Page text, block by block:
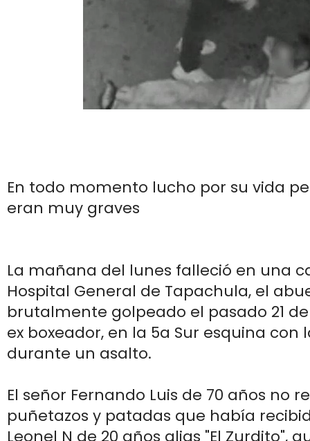
En todo momento lucho por su vida
eran muy graves
La mañana del lunes falleció en una
Hospital General de Tapachula, el
brutalmente golpeado el pasado 21
ex boxeador, en la 5a Sur esquina con
durante un asalto.
El señor Fernando Luis de 70 años no
puñetazos y patadas que había
Leonel N de 20 años alias "El Zurdito",